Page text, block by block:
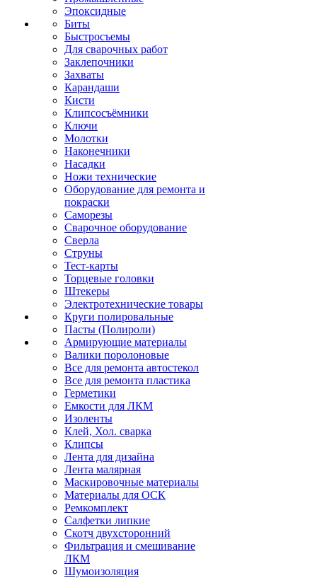
Эпоксидные
Биты
Быстросъемы
Для сварочных работ
Заклепочники
Захваты
Карандаши
Кисти
Клипсосъёмники
Ключи
Молотки
Наконечники
Насадки
Ножи технические
Оборудование для ремонта и
покраски
Саморезы
Сварочное оборудование
Сверла
Струны
Тест-карты
Торцевые головки
Штекеры
Электротехнические товары
Круги полировальные
Пасты (Полироли)
Армирующие материалы
Валики поролоновые
Все для ремонта автостекол
Все для ремонта пластика
Герметики
Емкости для ЛКМ
Изоленты
Клей, Хол. сварка
Клипсы
Лента для дизайна
Лента малярная
Маскировочные материалы
Материалы для ОСК
Ремкомплект
Салфетки липкие
Скотч двухсторонний
Фильтрация и смешивание
ЛКМ
Шумоизоляция